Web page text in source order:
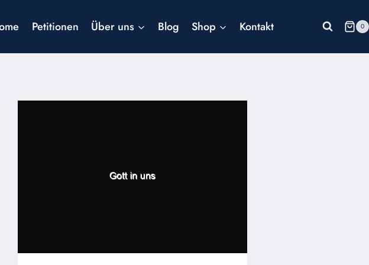
Petitionen Über uns Blog Shop Kontakt 0